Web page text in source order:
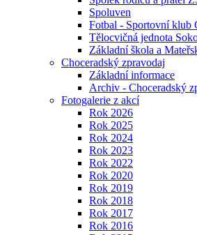
Spoluven
Fotbal - Sportovní klub
Tělocvičná jednota
Základní škola a
Choceradský zpravodaj
Základní informace
Archiv - Choceradský
Fotogalerie z akcí
Rok 2026
Rok 2025
Rok 2024
Rok 2023
Rok 2022
Rok 2020
Rok 2019
Rok 2018
Rok 2017
Rok 2016